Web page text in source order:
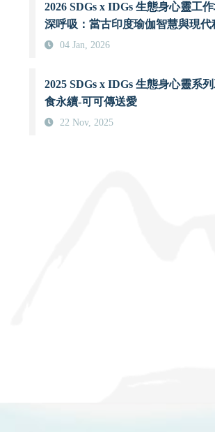
2026 SDGs x IDGs 生態身心靈工
深呼吸：當古印度瑜伽智慧與現代
時
04 Jan, 2026
2025 SDGs x IDGs 生態身心靈系
食永續-可可傳送愛
22 Nov, 2025